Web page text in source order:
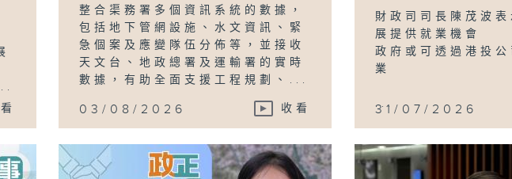
整合渠務署多個資訊系統的數據，
包括地下管網設施、水文資訊、緊
急個案及應變隊伍分佈等，並接收
天文台、地政總署及運輸署的實時
數據，有助全面支援工程規劃、...
03/08/2026 收看
財政司司長陳茂波
展提供就業機會
政府或可透過港投
業
...
31/07/2026